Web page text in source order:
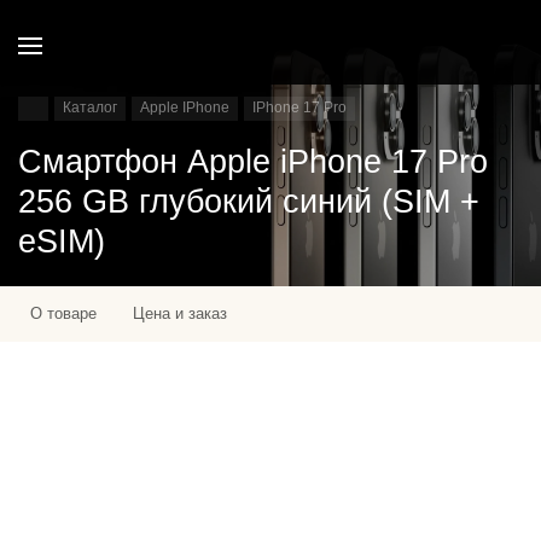
Каталог Apple IPhone IPhone 17 Pro
Смартфон Apple iPhone 17 Pro
256 GB глубокий синий (SIM +
eSIM)
О товаре Цена и заказ